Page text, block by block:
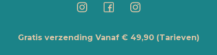
Gratis verzending Vanaf € 49,90 (Tarieven)